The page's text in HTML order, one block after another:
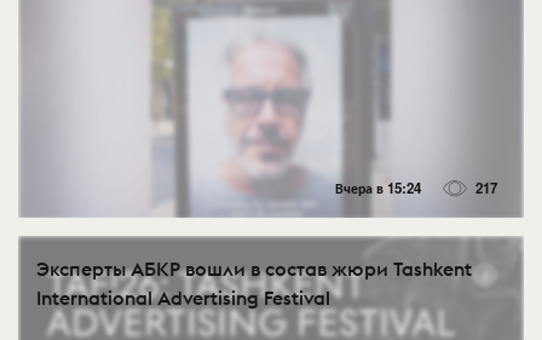
Вчера в 15:24 217
Эксперты АБКР вошли в состав жюри Tashkent
International Advertising Festival